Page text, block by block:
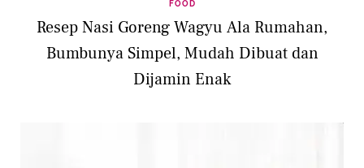
FOOD
Resep Nasi Goreng Wagyu Ala Rumahan,
Bumbunya Simpel, Mudah Dibuat dan
Dijamin Enak